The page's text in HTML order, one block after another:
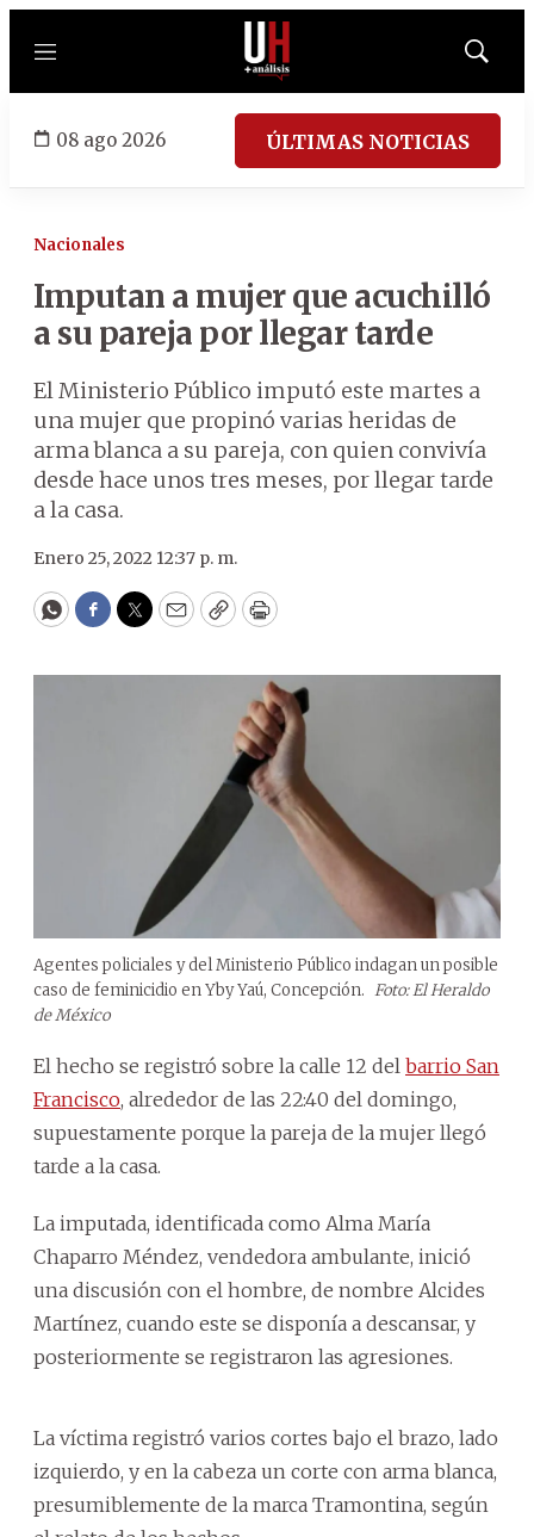
Menú
Mostrar
08 ago 2026 ÚLTIMAS NOTICIAS
Nacionales
Imputan a mujer que acuchilló
a su pareja por llegar tarde
El Ministerio Público imputó este martes a
una mujer que propinó varias heridas de
arma blanca a su pareja, con quien convivía
desde hace unos tres meses, por llegar tarde
a la casa.
Enero 25, 2022 12:37 p. m.
WhatsApp
Facebook
Twitter
EmailCopyPrint
Agentes policiales y del Ministerio Público indagan un posible
caso de feminicidio en Yby Yaú, Concepción. Foto: El Heraldo
de México
El hecho se registró sobre la calle 12 del barrio San
Francisco, alrededor de las 22:40 del domingo,
supuestamente porque la pareja de la mujer llegó
tarde a la casa.
La imputada, identificada como Alma María
Chaparro Méndez, vendedora ambulante, inició
una discusión con el hombre, de nombre Alcides
Martínez, cuando este se disponía a descansar, y
posteriormente se registraron las agresiones.
La víctima registró varios cortes bajo el brazo, lado
izquierdo, y en la cabeza un corte con arma blanca,
presumiblemente de la marca Tramontina, según